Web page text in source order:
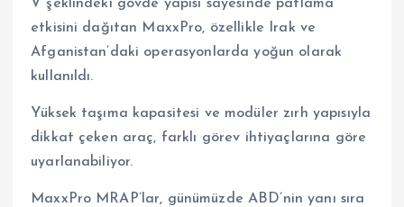
V şeklindeki gövde yapısı sayesinde patlama
etkisini dağıtan MaxxPro, özellikle Irak ve
Afganistan’daki operasyonlarda yoğun olarak
kullanıldı.
Yüksek taşıma kapasitesi ve modüler zırh yapısıyla
dikkat çeken araç, farklı görev ihtiyaçlarına göre
uyarlanabiliyor.
MaxxPro MRAP’lar, günümüzde ABD’nin yanı sıra